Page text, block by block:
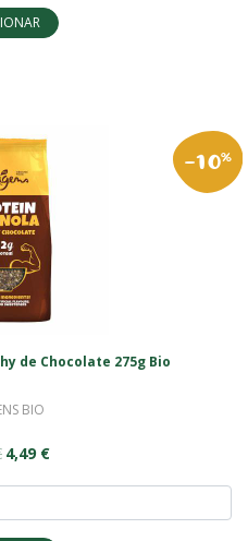
-10%
de Chocolate 275g Bio
BIO
4,49 €